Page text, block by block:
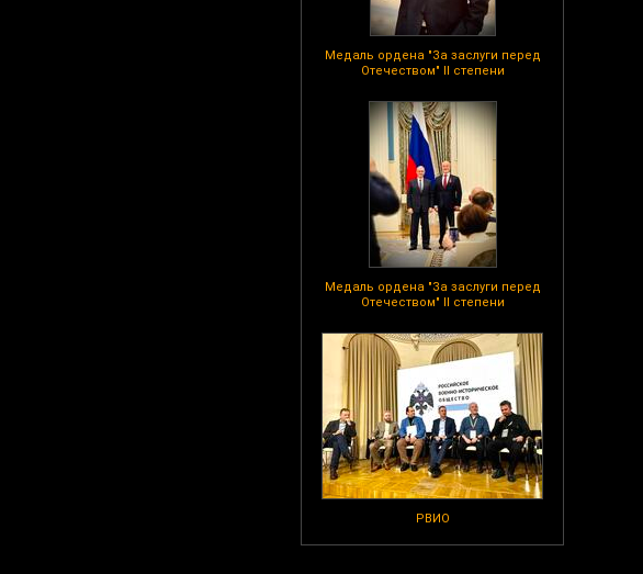
Медаль ордена "За заслуги перед
Отечеством" II степени
Медаль ордена "За заслуги перед
Отечеством" II степени
РВИО